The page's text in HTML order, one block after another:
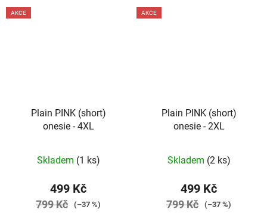
AKCE
Plain PINK (short)
onesie - 4XL
Skladem (1 ks)
499 Kč
799 Kč (–37 %)
AKCE
Plain PINK (short)
onesie - 2XL
Skladem (2 ks)
499 Kč
799 Kč (–37 %)